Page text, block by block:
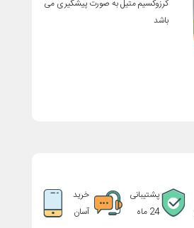
کرزوکسیم متیل به صورت پیشگیری می
باشد
پشتیبانی
24 ماه
خرید
آسان